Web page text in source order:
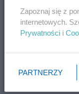
Zapoznaj się z
internetowych.
Prywatności i
PARTNERZY